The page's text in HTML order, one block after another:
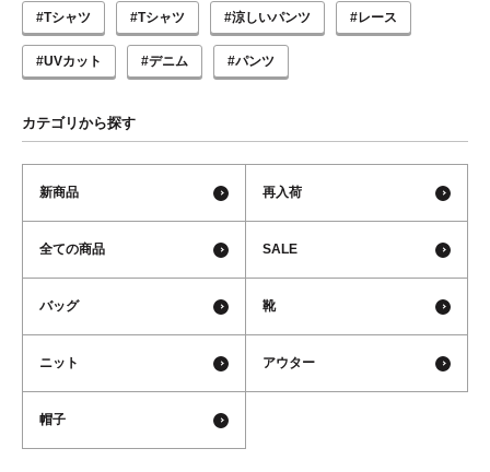
#Tシャツ #Tシャツ #涼しいパンツ #レース
#UVカット #デニム #パンツ
カテゴリから探す
新商品 再入荷
全ての商品 SALE
バッグ 靴
ニット アウター
帽子